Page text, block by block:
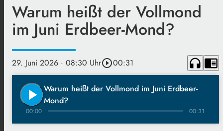
Warum heißt der Vollmond
im Juni Erdbeer-Mond?
29. Juni 2026 · 08:30 Uhrplay_circle_outline00:31 headphones chrome_reader_mode
play_arrow
Warum heißt der Vollmond im Juni Erdbeer-
Mond?
00:00 00:31